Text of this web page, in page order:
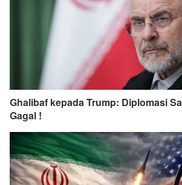
Ghalibaf kepada Trump: Diplomasi
Gagal !